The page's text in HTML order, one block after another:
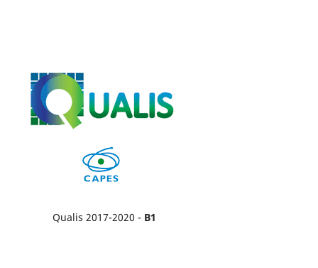
Qualis 2017-2020 - B1